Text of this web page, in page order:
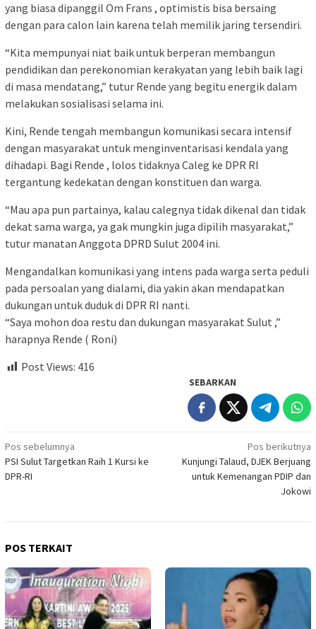
yang biasa dipanggil Om Frans , optimistis bisa bersaing
dengan para calon lain karena telah memilik jaring tersendiri.
“Kita mempunyai niat baik untuk berperan membangun
pendidikan dan perekonomian kerakyatan yang lebih baik lagi
di masa mendatang,” tutur Rende yang begitu energik dalam
melakukan sosialisasi selama ini.
Kini, Rende tengah membangun komunikasi secara intensif
dengan masyarakat untuk menginventarisasi kendala yang
dihadapi. Bagi Rende , lolos tidaknya Caleg ke DPR RI
tergantung kedekatan dengan konstituen dan warga.
“Mau apa pun partainya, kalau calegnya tidak dikenal dan tidak
dekat sama warga, ya gak mungkin juga dipilih masyarakat,”
tutur manatan Anggota DPRD Sulut 2004 ini.
Mengandalkan komunikasi yang intens pada warga serta peduli
pada persoalan yang dialami, dia yakin akan mendapatkan
dukungan untuk duduk di DPR RI nanti.
“Saya mohon doa restu dan dukungan masyarakat Sulut ,”
harapnya Rende ( Roni)
Post Views: 416
SEBARKAN
Navigasi
pos
Pos sebelumnya
PSI Sulut Targetkan Raih 1 Kursi ke
DPR-RI
Pos berikutnya
Kunjungi Talaud, DJEK Berjuang
untuk Kemenangan PDIP dan
Jokowi
POS TERKAIT